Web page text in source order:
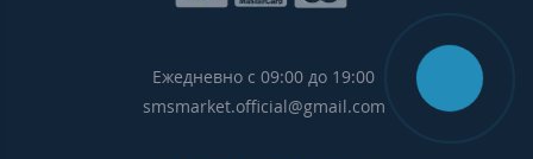
Ежедневно с 09:00 до 19:00
smsmarket.official@gmail.com